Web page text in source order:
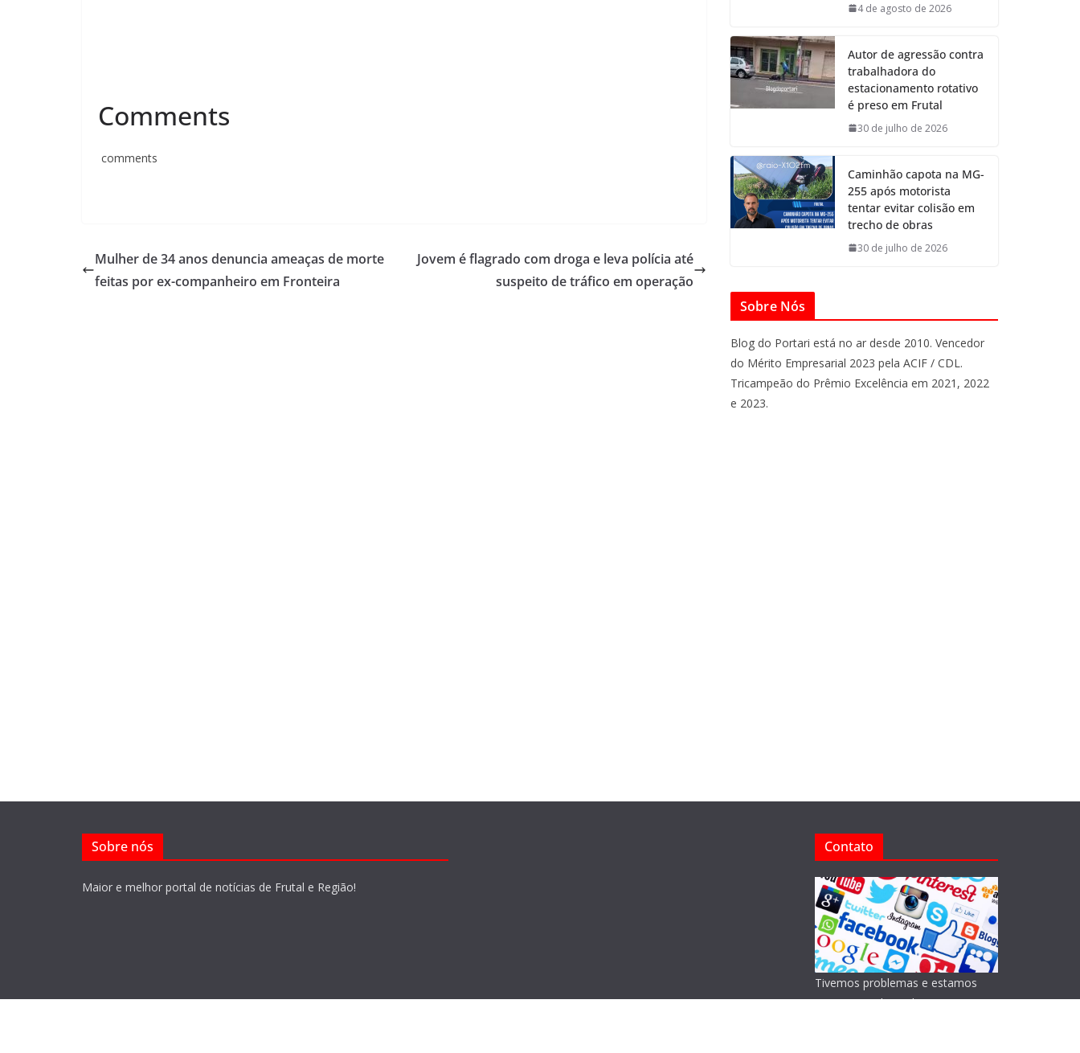
Comments
comments
Mulher de 34 anos denuncia ameaças de morte
feitas por ex-companheiro em Fronteira
Jovem é flagrado com droga e leva polícia até
suspeito de tráfico em operação
4 de agosto de 2026
Autor de agressão contra
trabalhadora do
estacionamento rotativo
é preso em Frutal
30 de julho de 2026
Caminhão capota na MG-
255 após motorista
tentar evitar colisão em
trecho de obras
30 de julho de 2026
Sobre Nós
Blog do Portari está no ar desde 2010. Vencedor
do Mérito Empresarial 2023 pela ACIF / CDL.
Tricampeão do Prêmio Excelência em 2021, 2022
e 2023.
Sobre nós
Maior e melhor portal de notícias de Frutal e Região!
Contato
Tivemos problemas e estamos
reorganizando o Blog!